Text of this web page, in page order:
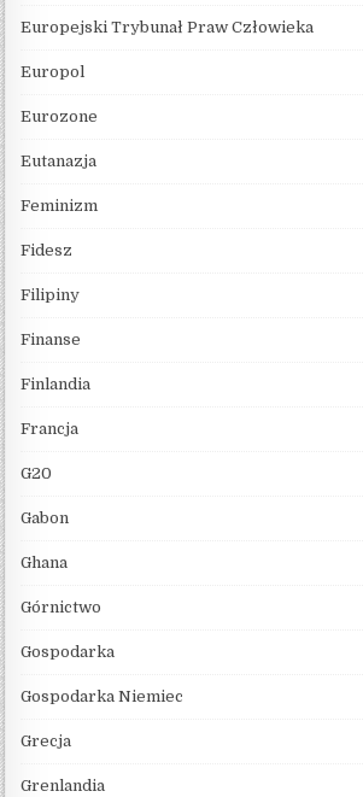
Europejski Trybunał Praw Człowieka
Europol
Eurozone
Eutanazja
Feminizm
Fidesz
Filipiny
Finanse
Finlandia
Francja
G20
Gabon
Ghana
Górnictwo
Gospodarka
Gospodarka Niemiec
Grecja
Grenlandia